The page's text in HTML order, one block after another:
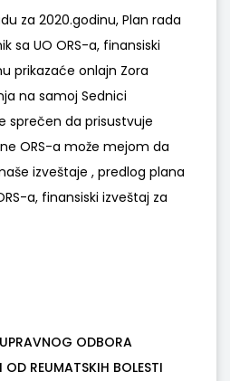
za 2020.godinu, Plan rada
sa UO ORS-a, finansiski
prikazaće onlajn Zora
na samoj Sednici
sprečen da prisustvuje
ORS-a može mejom da
izveštaje , predlog plana
a, finansiski izveštaj za
ODBORA
OD REUMATSKIH BOLESTI